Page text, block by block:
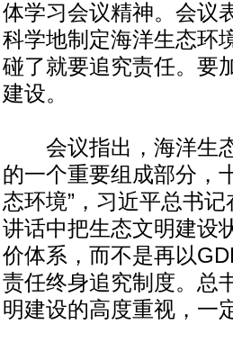
体学习会议精神。会议
科学地制定海洋生态环
碰了就要追究责任。要
建设。
会议指出，海洋生态
的一个重要组成部分，
态环境”，习近平总书
讲话中把生态文明建设
价体系，而不是再以
责任终身追究制度。总
明建设的高度重视，一